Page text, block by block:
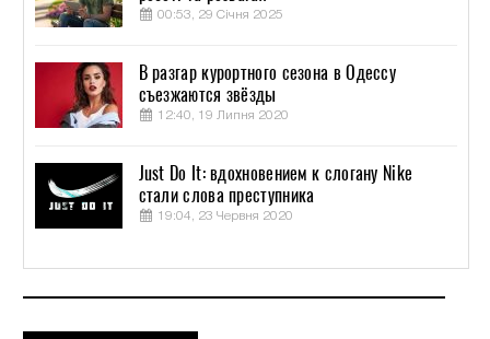
00:53, 29 Січня 2025
В разгар курортного сезона в Одессу
съезжаются звёзды
12:40, 19 Липня 2020
Just Do It: вдохновением к слогану Nike
стали слова преступника
19:04, 23 Червня 2020